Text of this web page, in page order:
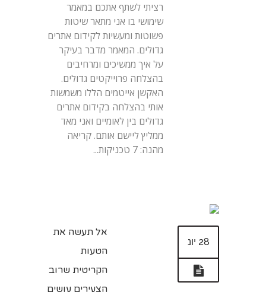
רציתי לשתף אתכם במאמר
שימושי בו אני מתאר שיטות
פשוטות ומעשיות לקידום אתרים
גדולים. המאמר מדבר בעיקר
על איך ממשיכים ומרחיבים
בהצלחה פרוייקטים גדולים.
האקשן אייטמים הללו משמשות
אותי בהצלחה בקידום אתרים
גדולים בין לאומיים ואני מאד
ממליץ ליישם אותם. קריאה
מהנה: 7 טכניקות...
28 יונ
אל תעשה את
הטעות
הקריטית שרוב
הצעירים עושים